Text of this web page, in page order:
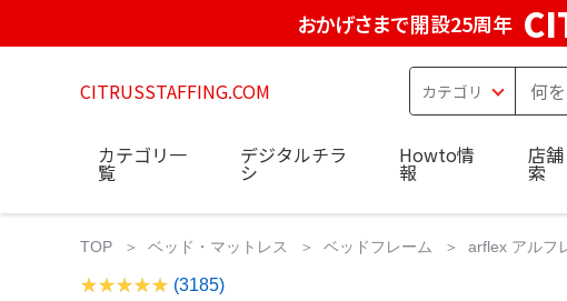
おかげさまで開設25周年
CITRUSSTAFFING.COM
カテゴリ一
覧
デジタルチラ
シ
Howto情
報
店
索
TOP ベッド・マットレス ベッドフレーム arflex アルフ
(3185)